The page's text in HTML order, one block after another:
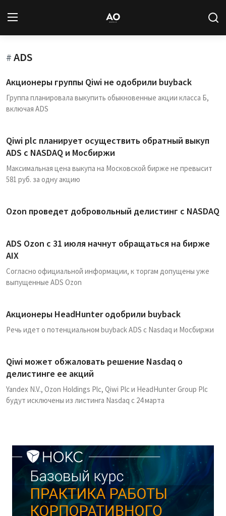
Новости
Статьи
Авторы
База знаний
Подписка
# ADS
Акционеры группы Qiwi не одобрили buyback
Группа планировала выкупить обыкновенные акции класса Б,
включая ADS
Qiwi plc планирует осуществить обратный выкуп
ADS с NASDAQ и Мосбиржи
Максимальная цена выкупа на Московской бирже не превысит
581 руб. за одну акцию
Ozon проведет добровольный делистинг с NASDAQ
ADS Ozon с 31 июля начнут обращаться на бирже
AIX
Согласно официальной информации, к торгам допущены уже
выпущенные ADS Ozon
Акционеры HeadHunter одобрили buyback
Речь идет о потенциальном buyback ADS с Nasdaq и Мосбиржи
Qiwi может обжаловать решение Nasdaq о
делистинге ее акций
Yandex N.V., Ozon Holdings Plc, Qiwi Plc и HeadHunter Group Plc
будут исключены из листинга Nasdaq с 24 марта